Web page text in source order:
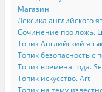
Магазин
Лексика английского
Сочинение про ложь.
Топик Английский
Топик безопасность с
Топик времена года.
Топик искусство. Art
Топик на тему